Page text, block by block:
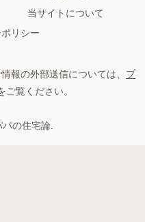
当サイトについて
リシー
報の外部送信については、 プ
ご覧ください。
の住宅論.